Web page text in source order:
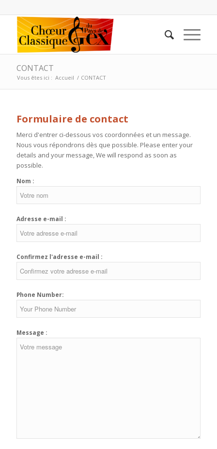
CONTACT
Vous êtes ici : Accueil / CONTACT
Formulaire de contact
Merci d'entrer ci-dessous vos coordonnées et un message.
Nous vous répondrons dès que possible. Please enter your
details and your message, We will respond as soon as
possible.
Nom :
Adresse e-mail :
Confirmez l'adresse e-mail :
Phone Number:
Message :